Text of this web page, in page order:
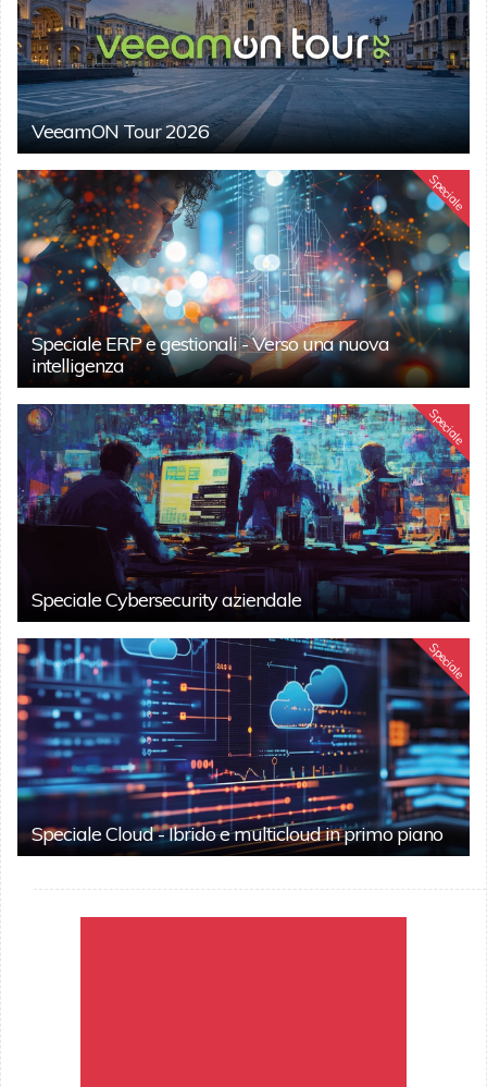
VeeamON Tour 2026
Speciale
Speciale ERP e gestionali - Verso una nuova
intelligenza
Speciale
Speciale Cybersecurity aziendale
Speciale
Speciale Cloud - Ibrido e multicloud in primo piano